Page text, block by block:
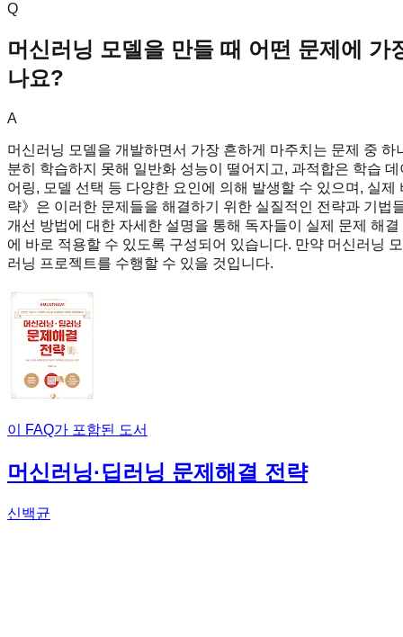
Q
머신러닝 모델을 만들 때 어떤 문제에
나요?
A
머신러닝 모델을 개발하면서 가장 흔하게 마주치는 문제 중
분히 학습하지 못해 일반화 성능이 떨어지고, 과적합은 학습
어링, 모델 선택 등 다양한 요인에 의해 발생할 수 있으며, 실
략》은 이러한 문제들을 해결하기 위한 실질적인 전략과 기
개선 방법에 대한 자세한 설명을 통해 독자들이 실제 문제 해
에 바로 적용할 수 있도록 구성되어 있습니다. 만약 머신러닝
러닝 프로젝트를 수행할 수 있을 것입니다.
이 FAQ가 포함된 도서
머신러닝·딥러닝 문제해결 전략
신백균